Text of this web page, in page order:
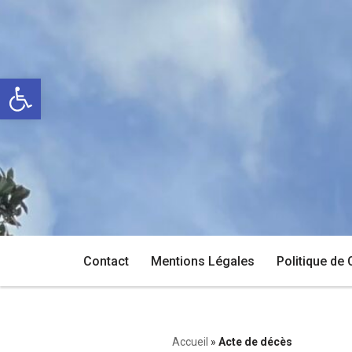
Ouvrir la barre d’outils
contenu
Contact Mentions Légales Politique de
Accueil » Acte de décès